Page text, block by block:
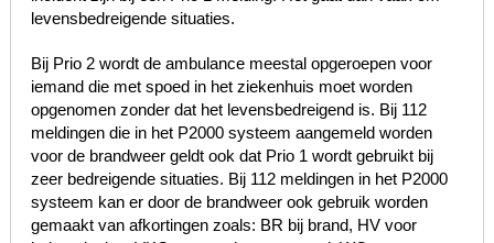
levensbedreigende situaties.
Bij Prio 2 wordt de ambulance meestal opgeroepen voor
iemand die met spoed in het ziekenhuis moet worden
opgenomen zonder dat het levensbedreigend is. Bij 112
meldingen die in het P2000 systeem aangemeld worden
voor de brandweer geldt ook dat Prio 1 wordt gebruikt bij
zeer bedreigende situaties. Bij 112 meldingen in het P2000
systeem kan er door de brandweer ook gebruik worden
gemaakt van afkortingen zoals: BR bij brand, HV voor